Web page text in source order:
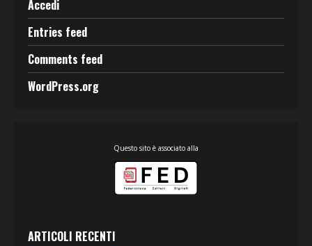
Accedi
Entries feed
Comments feed
WordPress.org
Questo sito è associato alla
ARTICOLI RECENTI